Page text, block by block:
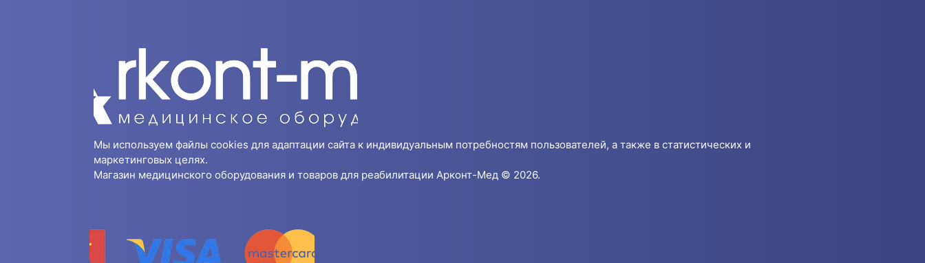
Мы используем файлы cookies для адаптации сайта к индивидуальным потребностям пользователей, а также в статистических и
маркетинговых целях.
Магазин медицинского оборудования и товаров для реабилитации Арконт-Мед © 2026.